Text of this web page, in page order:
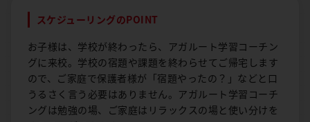
スケジューリングのPOINT
お子様は、学校が終わったら、アガルート学習コーチン
グに来校。学校の宿題や課題を終わらせてご帰宅します
ので、ご家庭で保護者様が「宿題やったの？」などと口
うるさく言う必要はありません。アガルート学習コーチ
ングは勉強の場、ご家庭はリラックスの場と使い分けを